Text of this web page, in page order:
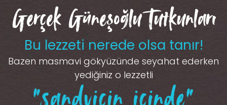
Gerçek Güneşoğlu Tutkunları
Bu lezzeti nerede olsa tanır!
Bazen masmavi gökyüzünde seyahat ederken
yediğiniz o lezzetli